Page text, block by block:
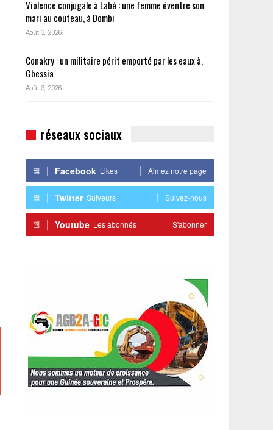
Violence conjugale à Labé : une femme éventre son
mari au couteau, à Dombi
Août 3, 2026
Conakry : un militaire périt emporté par les eaux à,
Gbessia
Août 3, 2026
réseaux sociaux
Facebook Likes Aimez notre page
Twitter Suiveurs Suivez-nous
Youtube Les abonnés S'abonner